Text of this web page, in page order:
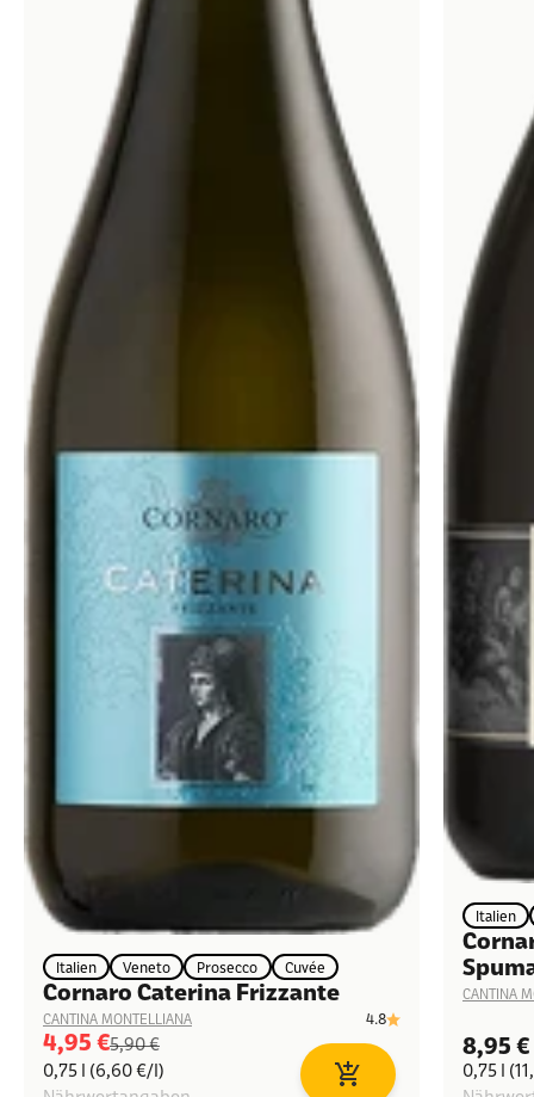
Italien Veneto Prosecco Cuvée
Cornaro Caterina Frizzante
CANTINA MONTELLIANA 4.8
Angebot
4,95 €Regulärer Preis
5,90 €
0,75 l (6,60 €/l)
In den Warenkorb
Italien
CANTINA
8,95 €
0,75 l